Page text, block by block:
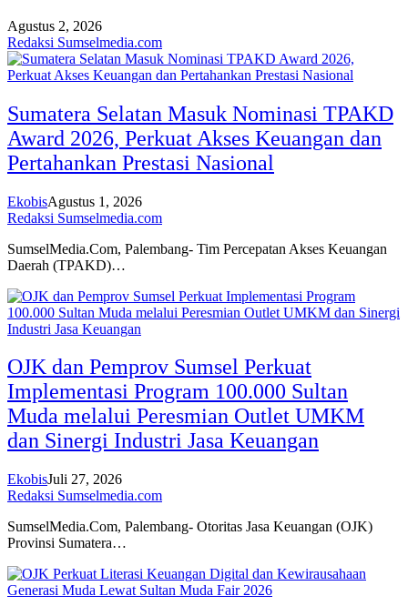
Agustus 2, 2026
Redaksi Sumselmedia.com
Sumatera Selatan Masuk Nominasi TPAKD
Award 2026, Perkuat Akses Keuangan dan
Pertahankan Prestasi Nasional
EkobisAgustus 1, 2026
Redaksi Sumselmedia.com
SumselMedia.Com, Palembang- Tim Percepatan Akses Keuangan
Daerah (TPAKD)…
OJK dan Pemprov Sumsel Perkuat
Implementasi Program 100.000 Sultan
Muda melalui Peresmian Outlet UMKM
dan Sinergi Industri Jasa Keuangan
EkobisJuli 27, 2026
Redaksi Sumselmedia.com
SumselMedia.Com, Palembang- Otoritas Jasa Keuangan (OJK)
Provinsi Sumatera…